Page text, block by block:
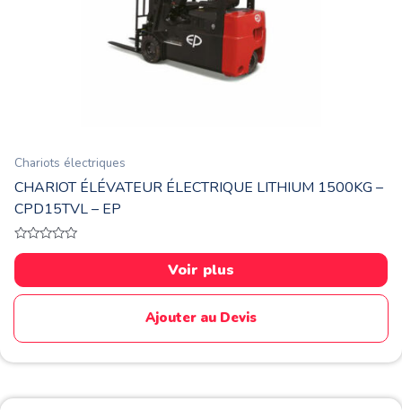
Chariots électriques
CHARIOT ÉLÉVATEUR ÉLECTRIQUE LITHIUM 1500KG –
CPD15TVL – EP
Note
0
5
Voir plus
Ajouter au Devis